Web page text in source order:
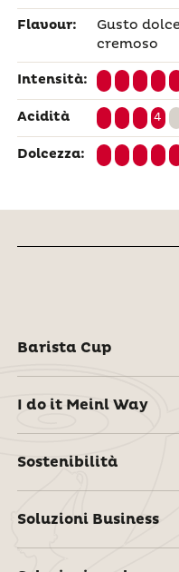
Flavour:
Gusto
cremoso
Intensità:
Acidità 4
Dolcezza:
Barista Cup
I do it Meinl Way
Sostenibilità
Soluzioni Business